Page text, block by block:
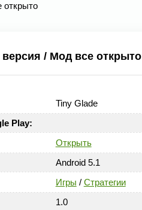
открыто
/ Мод все открыто
Tiny Glade
Play:
Открыть
Android 5.1
Игры / Стратегии
1.0